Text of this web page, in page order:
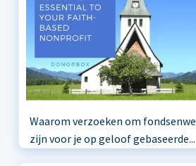
Waarom verzoeken om
zijn voor je op geloof gebaseerde...